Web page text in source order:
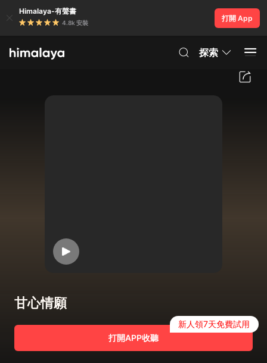
Himalaya-有聲書
4.8k 安裝
打開 App
探索
甘心情願
打開APP收聽
新人領7天免費試用